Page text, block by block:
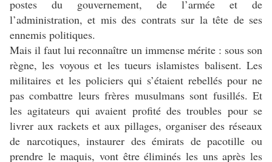
postes du gouvernement, de l’armée et de
l’administration, et mis des contrats sur la tête de ses
ennemis politiques.
Mais il faut lui reconnaître un immense mérite : sous son
règne, les voyous et les tueurs islamistes balisent. Les
militaires et les policiers qui s’étaient rebellés pour ne
pas combattre leurs frères musulmans sont fusillés. Et
les agitateurs qui avaient profité des troubles pour se
livrer aux rackets et aux pillages, organiser des réseaux
de narcotiques, instaurer des émirats de pacotille ou
prendre le maquis, vont être éliminés les uns après les